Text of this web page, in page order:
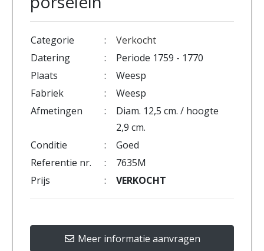
Categorie :
Verkocht
Datering
:
Periode 1759 - 1770
Plaats
:
Weesp
Fabriek
:
Weesp
Afmetingen
:
Diam. 12,5 cm. / hoogte
2,9 cm.
Conditie
:
Goed
Referentie nr.
:
7635M
Prijs
: VERKOCHT
Meer informatie aanvragen